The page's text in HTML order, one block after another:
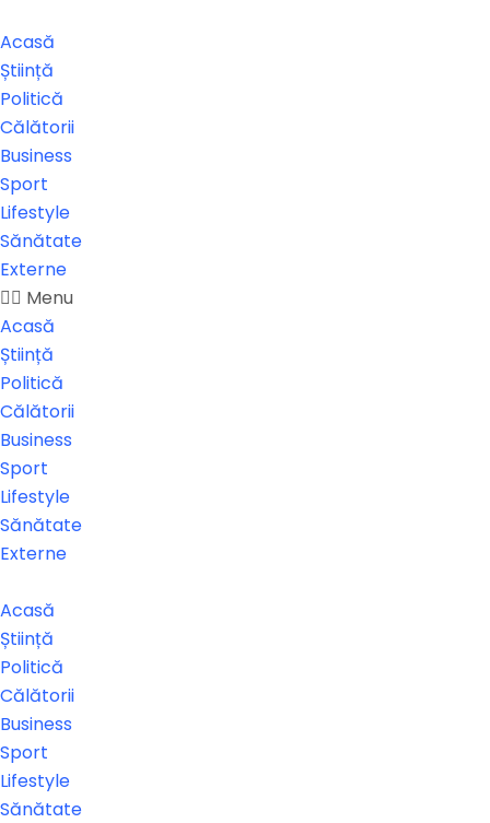
Acasă
Știință
Politică
Călătorii
Business
Sport
Lifestyle
Sănătate
Externe
Menu
Acasă
Știință
Politică
Călătorii
Business
Sport
Lifestyle
Sănătate
Externe
Acasă
Știință
Politică
Călătorii
Business
Sport
Lifestyle
Sănătate